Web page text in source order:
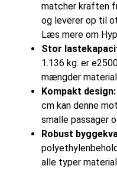
matcher kraften
og leverer op til
Læs mere om
Stor
1.136 kg. er
mængder
Kompakt design:
cm kan denne
smalle passager
Robust
alle typer